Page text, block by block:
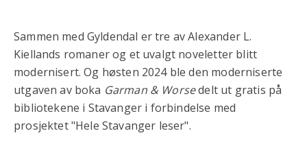
Sammen med Gyldendal er tre av Alexander L.
Kiellands romaner og et uvalgt noveletter blitt
modernisert. Og høsten 2024 ble den moderniserte
utgaven av boka Garman & Worsedelt ut gratis på
bibliotekene i Stavanger i forbindelse med
prosjektet "Hele Stavanger leser".